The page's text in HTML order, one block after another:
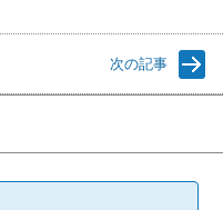
次の記事